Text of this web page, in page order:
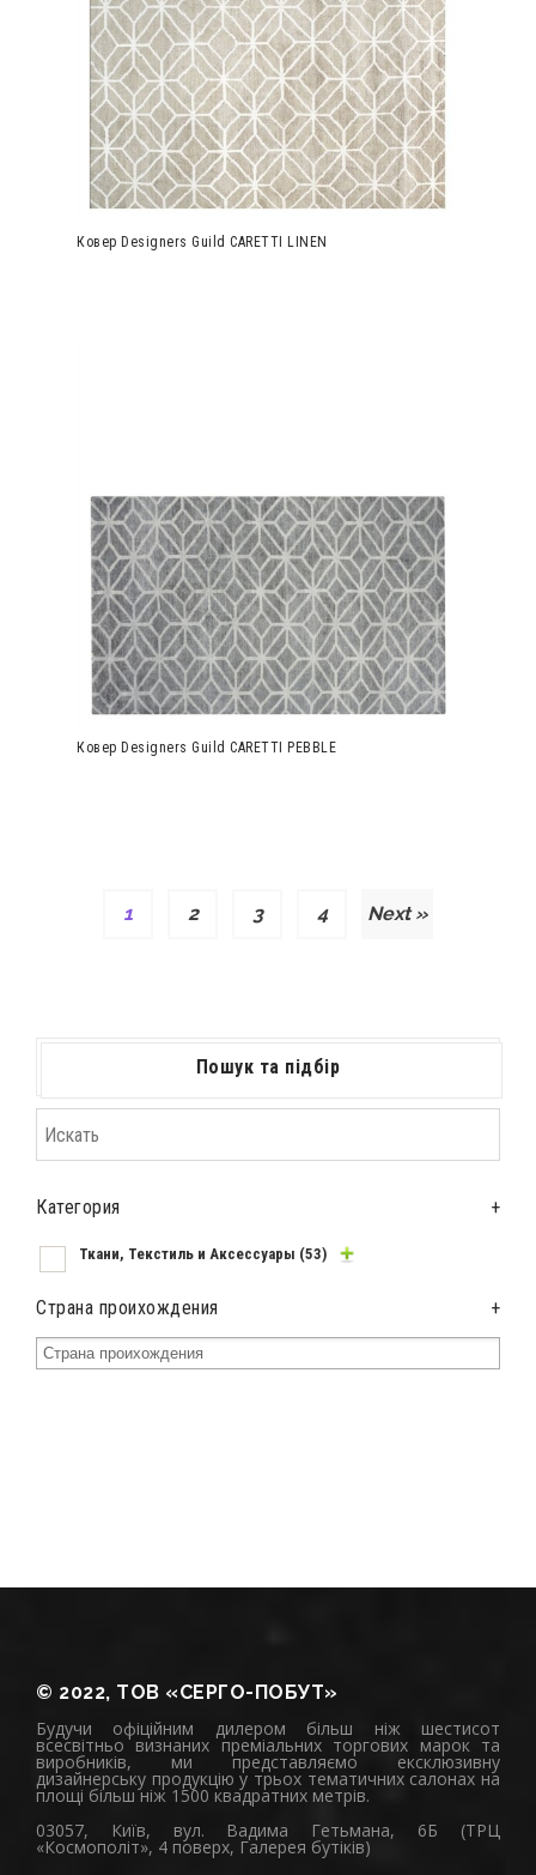
Ковер Designers Guild CARETTI LINEN
Ковер Designers Guild CARETTI PEBBLE
1 2 3 4 Next »
Пошук та підбір
Категория +
Ткани, Текстиль и Аксессуары (53)
Страна проихождения +
© 2022, ТОВ «СЕРГО-ПОБУТ»
Будучи офіційним дилером більш ніж шестисот
всесвітньо визнаних преміальних торгових марок та
виробників, ми представляємо ексклюзивну
дизайнерську продукцію у трьох тематичних салонах на
площі більш ніж 1500 квадратних метрів.
03057, Київ, вул. Вадима Гетьмана, 6Б (ТРЦ
«Космополіт», 4 поверх, Галерея бутіків)